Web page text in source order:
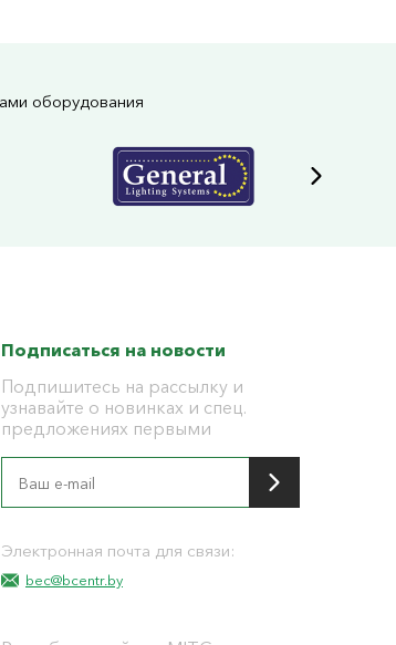
оборудования
Подписаться на новости
Подпишитесь на рассылку и
узнавайте о новинках и спец.
предложениях первыми
Электронная почта для связи:
bec@bcentr.by